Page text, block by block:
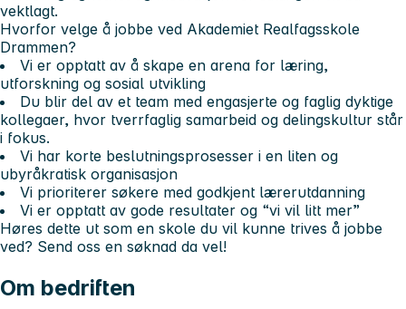
vektlagt.
Hvorfor velge å jobbe ved Akademiet Realfagsskole
Drammen?
Vi er opptatt av å skape en arena for læring,
utforskning og sosial utvikling
Du blir del av et team med engasjerte og faglig dyktige
kollegaer, hvor tverrfaglig samarbeid og delingskultur står
i fokus.
Vi har korte beslutningsprosesser i en liten og
ubyråkratisk organisasjon
Vi prioriterer søkere med godkjent lærerutdanning
Vi er opptatt av gode resultater og “vi vil litt mer”
Høres dette ut som en skole du vil kunne trives å jobbe
ved? Send oss en søknad da vel!
Om bedriften